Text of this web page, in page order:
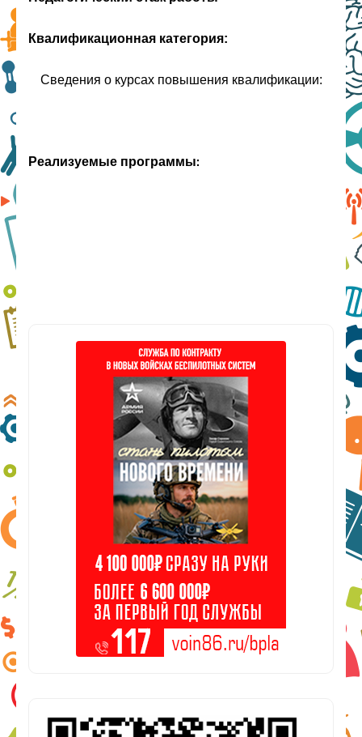
Квалификационная категория:
Сведения о курсах повышения квалификации:
Реализуемые программы: